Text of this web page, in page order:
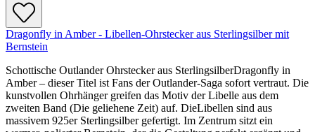
Dragonfly in Amber - Libellen-Ohrstecker aus Sterlingsilber mit
Bernstein
Schottische Outlander Ohrstecker aus SterlingsilberDragonfly in
Amber – dieser Titel ist Fans der Outlander-Saga sofort vertraut. Die
kunstvollen Ohrhänger greifen das Motiv der Libelle aus dem
zweiten Band (Die geliehene Zeit) auf. DieLibellen sind aus
massivem 925er Sterlingsilber gefertigt. Im Zentrum sitzt ein